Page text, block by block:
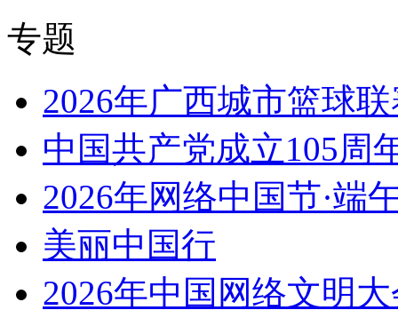
专题
2026年广西城市篮球
中国共产党成立105周
2026年网络中国节·端
美丽中国行
2026年中国网络文明